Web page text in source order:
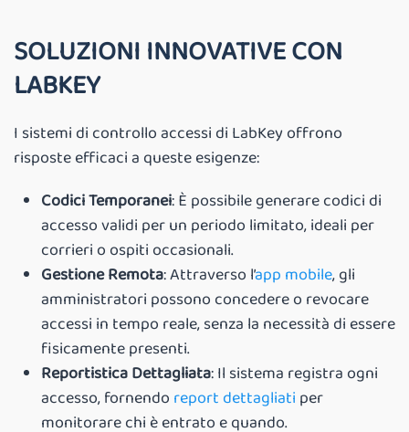
SOLUZIONI INNOVATIVE CON
LABKEY
I sistemi di controllo accessi di LabKey offrono
risposte efficaci a queste esigenze:
Codici Temporanei: È possibile generare codici di
accesso validi per un periodo limitato, ideali per
corrieri o ospiti occasionali.
Gestione Remota: Attraverso l’app mobile, gli
amministratori possono concedere o revocare
accessi in tempo reale, senza la necessità di essere
fisicamente presenti.
Reportistica Dettagliata: Il sistema registra ogni
accesso, fornendo report dettagliati per
monitorare chi è entrato e quando.